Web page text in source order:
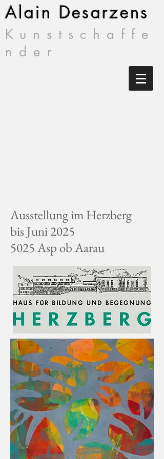
Alain Desarzens
Kunstschaffe
nder
Ausstellung imHerzberg
bis Juni 2025
5025 Asp ob Aarau